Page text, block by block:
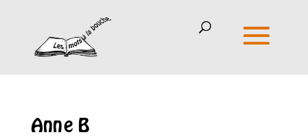
Anne B